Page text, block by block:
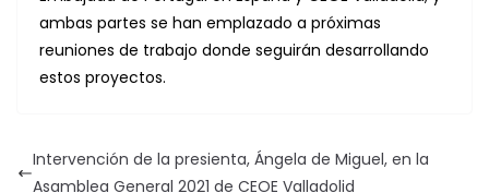
ambas partes se han emplazado a próximas
reuniones de trabajo donde seguirán desarrollando
estos proyectos.
Intervención de la presienta, Ángela de Miguel, en la
Asamblea General 2021 de CEOE Valladolid